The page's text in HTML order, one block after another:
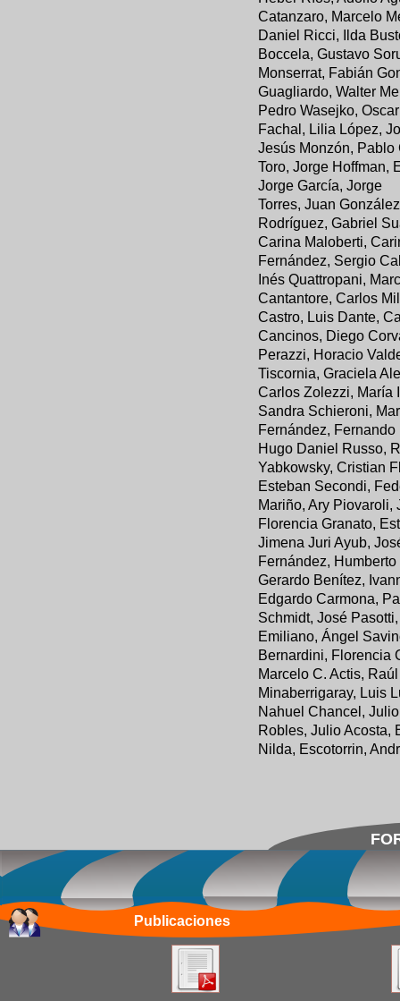
Catanzaro, Marcelo
Daniel Ricci, Ilda
Boccela, Gustavo
Monserrat, Fabián
Guagliardo, Walter
Pedro Wasejko,
Fachal, Lilia López,
Jesús Monzón, Pablo
Toro, Jorge Hoffman,
Jorge García, Jorge
Torres, Juan
Rodríguez, Gabriel
Carina Maloberti,
Fernández, Sergio
Inés Quattropani,
Cantantore, Carlos
Castro, Luis Dante,
Cancinos, Diego
Perazzi, Horacio
Tiscornia, Graciela
Carlos Zolezzi, María
Sandra Schieroni,
Fernández,
Hugo Daniel Russo,
Yabkowsky, Cristian
Esteban Secondi,
Mariño, Ary Piovaroli,
Florencia Granato,
Jimena Juri Ayub,
Fernández,
Gerardo Benítez,
Edgardo Carmona,
Schmidt, José
Emiliano, Ángel
Bernardini, Florencia
Marcelo C. Actis,
Minaberrigaray, Luis
Nahuel Chancel,
Robles, Julio Acosta,
Nilda, Escotorrin,
Publicaciones